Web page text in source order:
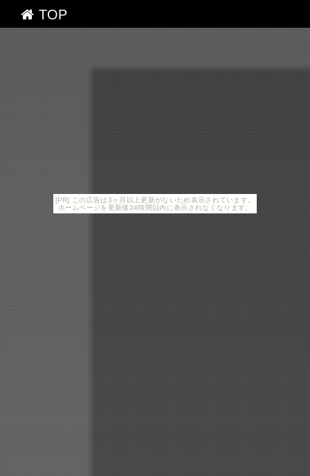
[PR] この広告は3ヶ月以上更新がないため表示されています。
ホームページを更新後24時間以内に表示されなくなります。
TOP